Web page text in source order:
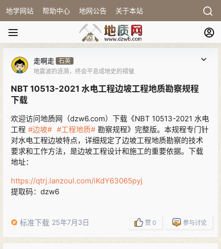
地学网站 帮助中心 地网公告 关于本站
走啊走 石英
地震波的涟漪，终会平息成地史的褶皱
NBT 10513-2021 水电工程边坡工程地质勘察规程
下载
欢迎访问地质网（dzw6.com）下载《NBT 10513-2021 水电
工程 #边坡# #工程地质# 勘察规程》完整版。本规程专门针
对水电工程边坡特点，详细规定了边坡工程地质勘察的技术
要求和工作方法，是边坡工程设计和施工的重要依据。下载
地址：
https://qtrj.lanzoul.com/iKdY63065pyj
提取码：dzw6
标准下载 25年7月3日 赞 0 参与讨论